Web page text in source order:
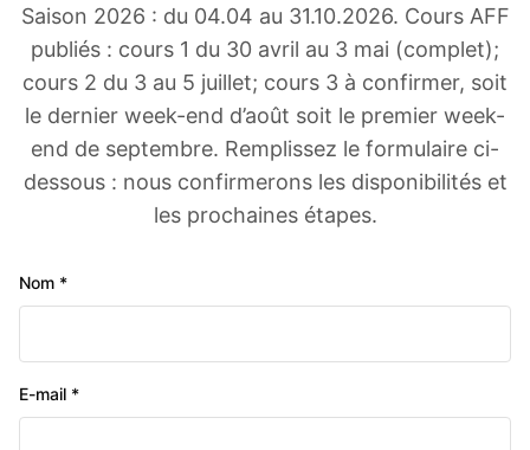
Saison 2026 : du 04.04 au 31.10.2026. Cours AFF
publiés : cours 1 du 30 avril au 3 mai (complet);
cours 2 du 3 au 5 juillet; cours 3 à confirmer, soit
le dernier week-end d’août soit le premier week-
end de septembre. Remplissez le formulaire ci-
dessous : nous confirmerons les disponibilités et
les prochaines étapes.
Nom *
E-mail *